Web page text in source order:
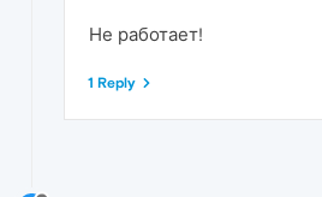
Не работает!
1 Reply